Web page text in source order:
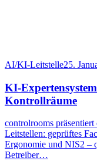
AI/KI-Leitstelle25.
KI-
Kontrollräume
controlrooms
Leitstellen: geprüftes
Ergonomie und NIS2 –
Betreiber…